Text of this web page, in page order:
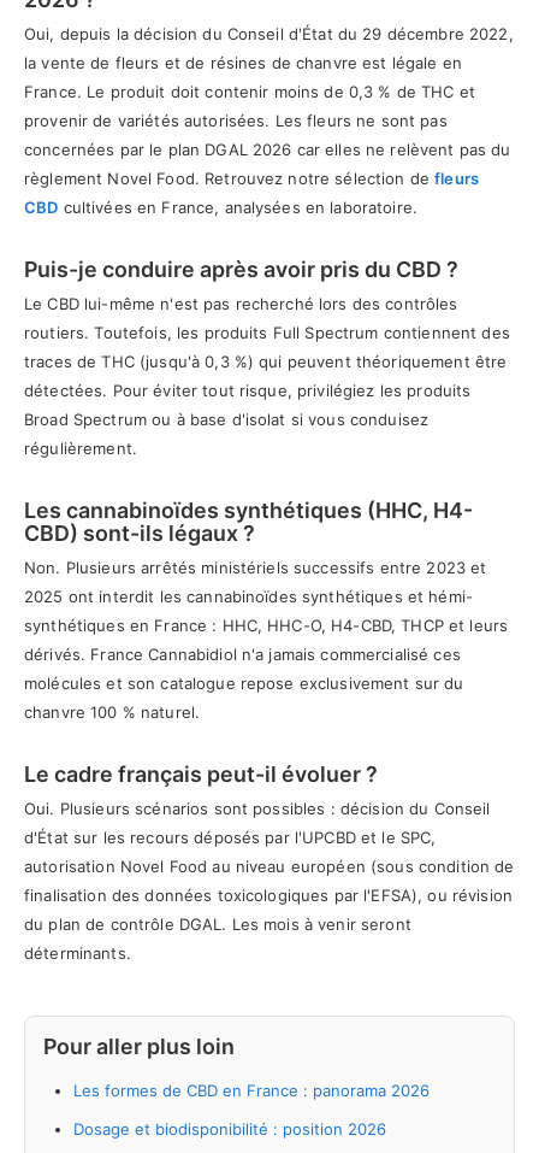
Oui, depuis la décision du Conseil d'État du 29 décembre 2022,
la vente de fleurs et de résines de chanvre est légale en
France. Le produit doit contenir moins de 0,3 % de THC et
provenir de variétés autorisées. Les fleurs ne sont pas
concernées par le plan DGAL 2026 car elles ne relèvent pas du
règlement Novel Food. Retrouvez notre sélection defleurs
CBD cultivées en France, analysées en laboratoire.
Puis-je conduire après avoir pris du CBD ?
Le CBD lui-même n'est pas recherché lors des contrôles
routiers. Toutefois, les produits Full Spectrum contiennent des
traces de THC (jusqu'à 0,3 %) qui peuvent théoriquement être
détectées. Pour éviter tout risque, privilégiez les produits
Broad Spectrum ou à base d'isolat si vous conduisez
régulièrement.
Les cannabinoïdes synthétiques (HHC, H4-
CBD) sont-ils légaux ?
Non. Plusieurs arrêtés ministériels successifs entre 2023 et
2025 ont interdit les cannabinoïdes synthétiques et hémi-
synthétiques en France : HHC, HHC-O, H4-CBD, THCP et leurs
dérivés. France Cannabidiol n'a jamais commercialisé ces
molécules et son catalogue repose exclusivement sur du
chanvre 100 % naturel.
Le cadre français peut-il évoluer ?
Oui. Plusieurs scénarios sont possibles : décision du Conseil
d'État sur les recours déposés par l'UPCBD et le SPC,
autorisation Novel Food au niveau européen (sous condition de
finalisation des données toxicologiques par l'EFSA), ou révision
du plan de contrôle DGAL. Les mois à venir seront
déterminants.
Pour aller plus loin
Les formes de CBD en France : panorama 2026
Dosage et biodisponibilité : position 2026